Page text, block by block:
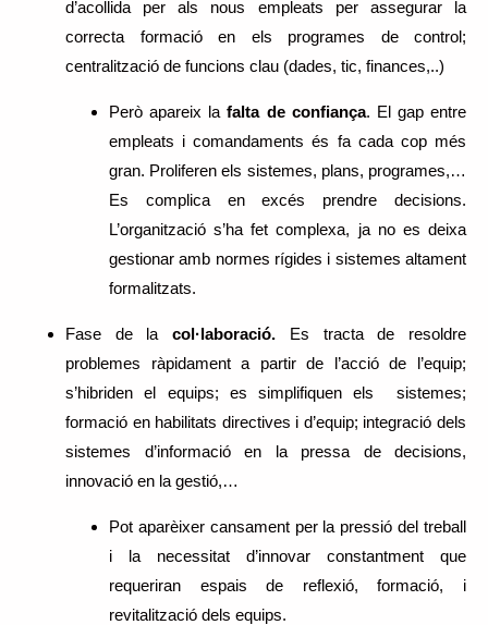
d’acollida per als nous empleats per assegurar la
correcta formació en els programes de control;
centralització de funcions clau (dades, tic, finances,..)
Però apareix lafalta de confiança. El gap entre
empleats i comandaments és fa cada cop més
gran. Proliferen els sistemes, plans, programes,…
Es complica en excés prendre decisions.
L’organització s’ha fet complexa, ja no es deixa
gestionar amb normes rígides i sistemes altament
formalitzats.
Fase de lacol·laboració. Es tracta de resoldre
problemes ràpidament a partir de l’acció de l’equip;
s’hibriden el equips; es simplifiquen els sistemes;
formació en habilitats directives i d’equip; integració dels
sistemes d’informació en la pressa de decisions,
innovació en la gestió,…
Pot aparèixer cansament per la pressió del treball
i la necessitat d’innovar constantment que
requeriran espais de reflexió, formació, i
revitalització dels equips.